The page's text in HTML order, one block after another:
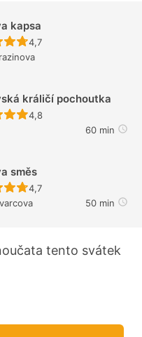
kapsa
Recept ještě nebyl
4,7
králičí pochoutka
Recept ještě nebyl
4,8
60 min
směs
Recept ještě nebyl
4,7
50 min
tento svátek